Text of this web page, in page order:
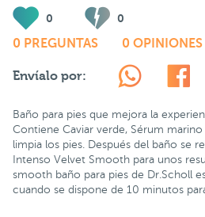
0 0
0 PREGUNTAS 0 OPINIONES
Envíalo por:
Baño para pies que mejora la
Contiene Caviar verde, Sérum marino
limpia los pies. Después del baño se
Intenso Velvet Smooth para unos
smooth baño para pies de Dr.Scholl
cuando se dispone de 10 minutos